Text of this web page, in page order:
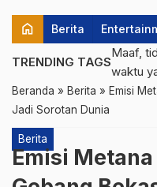
home Berita
TRENDING TAGS
Maaf,
waktu
Beranda » Berita » Emisi
Jadi Sorotan Dunia
Berita
Emisi